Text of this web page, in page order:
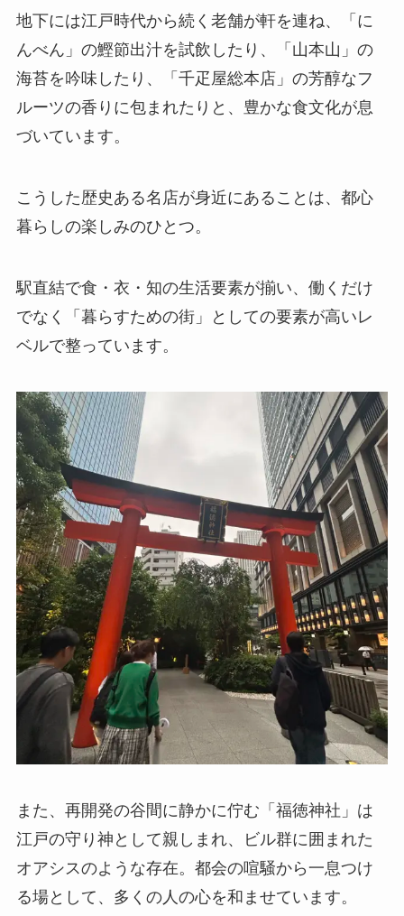
地下には江戸時代から続く老舗が軒を連ね、「に
んべん」の鰹節出汁を試飲したり、「山本山」の
海苔を吟味したり、「千疋屋総本店」の芳醇なフ
ルーツの香りに包まれたりと、豊かな食文化が息
づいています。
こうした歴史ある名店が身近にあることは、都心
暮らしの楽しみのひとつ。
駅直結で食・衣・知の生活要素が揃い、働くだけ
でなく「暮らすための街」としての要素が高いレ
ベルで整っています。
また、再開発の谷間に静かに佇む「福徳神社」は
江戸の守り神として親しまれ、ビル群に囲まれた
オアシスのような存在。都会の喧騒から一息つけ
る場として、多くの人の心を和ませています。